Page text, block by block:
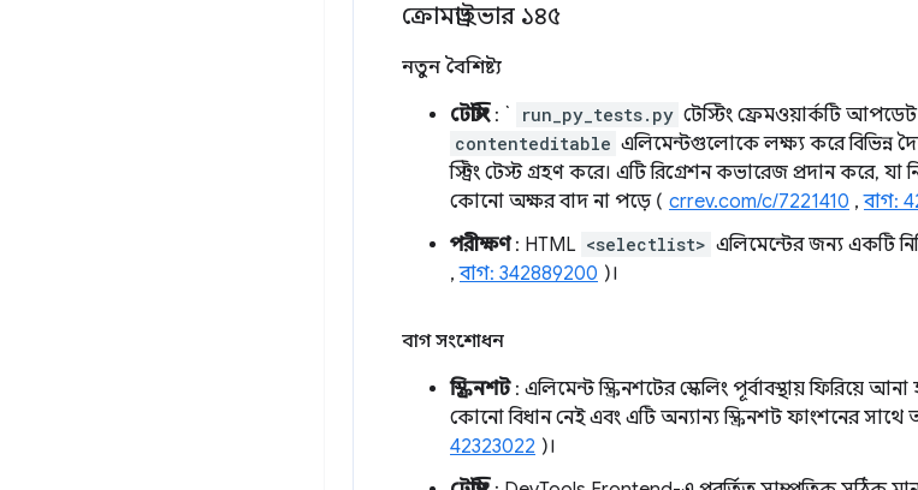
ক্রোমড্রাইভার ১৪৫
নতুন বৈশিষ্ট্য
টেস্টিং: ` run_py_tests.py টেস্টিং ফ্রেমওয়ার্কটি
contenteditable এলিমেন্টগুলোকে লক্ষ্য করে বিভিন্ন
স্ট্রিং টেস্ট গ্রহণ করে। এটি রিগ্রেশন কভারেজ প্রদান করে, যা
কোনো অক্ষর বাদ না পড়ে ( crrev.com/c/7221410 ,বাগ:
পরীক্ষণ: HTML <selectlist> এলিমেন্টের জন্য একটি
,বাগ: 342889200 )।
বাগ সংশোধন
স্ক্রিনশট: এলিমেন্ট স্ক্রিনশটের স্কেলিং পূর্বাবস্থায় ফিরিয়ে
কোনো বিধান নেই এবং এটি অন্যান্য স্ক্রিনশট ফাংশনের সাথে
42323022 )।